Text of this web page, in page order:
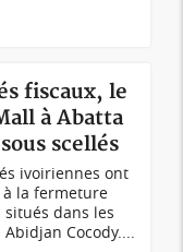
fiscaux, le
à Abatta
scellés
ivoiriennes ont
à la fermeture
dans les
Abidjan Cocody....